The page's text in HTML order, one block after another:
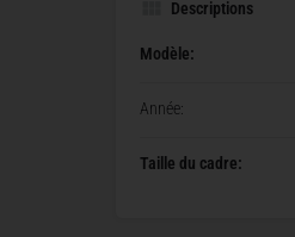
Descriptions
Modèle:
Année:
Taille du cadre: